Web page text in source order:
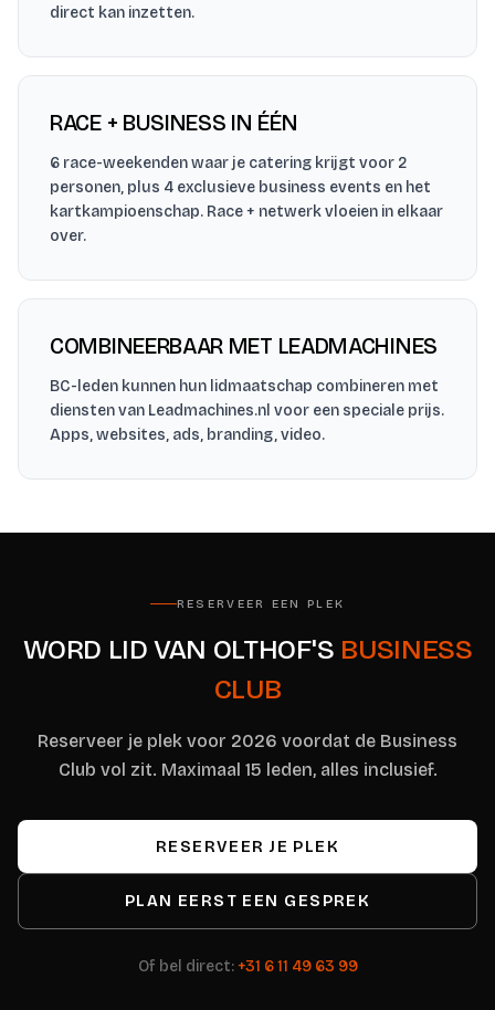
direct kan inzetten.
RACE + BUSINESS IN ÉÉN
6 race-weekenden waar je catering krijgt voor 2
personen, plus 4 exclusieve business events en het
kartkampioenschap. Race + netwerk vloeien in elkaar
over.
COMBINEERBAAR MET LEADMACHINES
BC-leden kunnen hun lidmaatschap combineren met
diensten van Leadmachines.nl voor een speciale prijs.
Apps, websites, ads, branding, video.
RESERVEER EEN PLEK
WORD LID VAN OLTHOF'S BUSINESS
CLUB
Reserveer je plek voor 2026 voordat de Business
Club vol zit. Maximaal 15 leden, alles inclusief.
RESERVEER JE PLEK
PLAN EERST EEN GESPREK
Of bel direct:+31 6 11 49 63 99